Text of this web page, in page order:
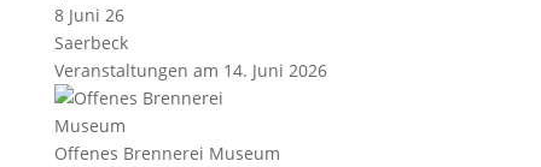
8 Juni 26
Saerbeck
Veranstaltungen am 14. Juni 2026
Offenes Brennerei Museum